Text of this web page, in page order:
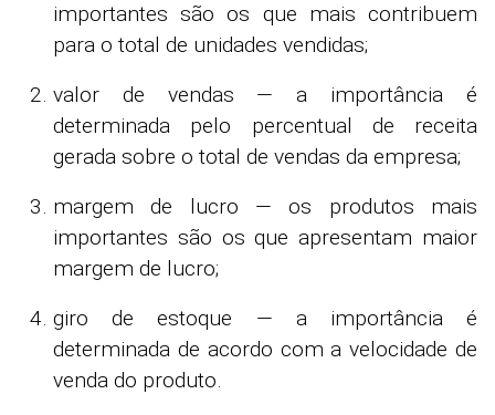
importantes são os que mais contribuem
para o total de unidades vendidas;
valor de vendas — a importância é
determinada pelo percentual de receita
gerada sobre o total de vendas da empresa;
margem de lucro — os produtos mais
importantes são os que apresentam maior
margem de lucro;
giro de estoque — a importância é
determinada de acordo com a velocidade de
venda do produto.